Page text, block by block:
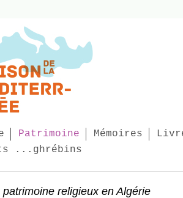
Patrimoine Mémoires
...ghrébins
religieux en Algérie